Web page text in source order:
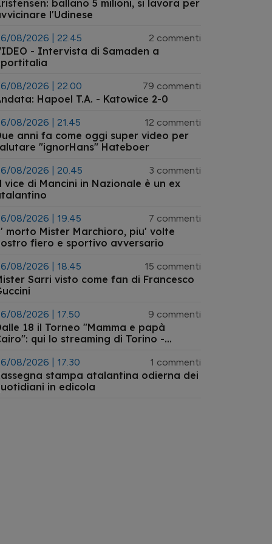
ballano 5 milioni, si lavora per
l'Udinese
08/2026 | 22.45 2 commenti
- Intervista di Samaden a
08/2026 | 22.00 79 commenti
Hapoel T.A. - Katowice 2-0
08/2026 | 21.45 12 commenti
anni fa come oggi super video per
"ignorHans" Hateboer
08/2026 | 20.45 3 commenti
vice di Mancini in Nazionale è un ex
08/2026 | 19.45 7 commenti
morto Mister Marchioro, piu' volte
fiero e sportivo avversario
08/2026 | 18.45 15 commenti
Sarri visto come fan di Francesco
08/2026 | 17.50 9 commenti
18 il Torneo "Mamma e papà
qui lo streaming di Torino -
08/2026 | 17.30 1 commenti
stampa atalantina odierna dei
in edicola